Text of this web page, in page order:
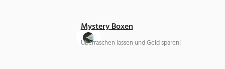
Mystery Boxen
Überraschen lassen und Geld sparen!